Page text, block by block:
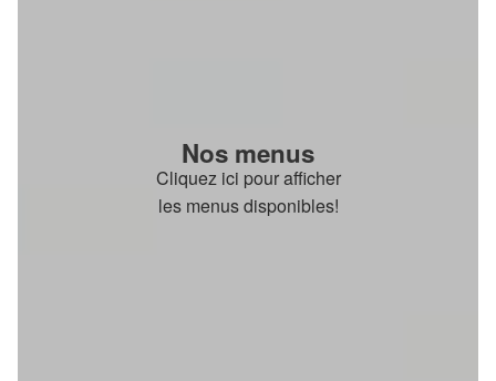
Nos menus
Cliquez ici pour afficher
les menus disponibles!